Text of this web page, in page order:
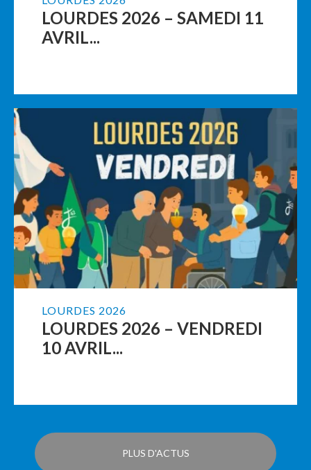
LOURDES 2026 – SAMEDI 11
AVRIL...
LOURDES 2026
LOURDES 2026 – VENDREDI
10 AVRIL...
PLUS D'ACTUS